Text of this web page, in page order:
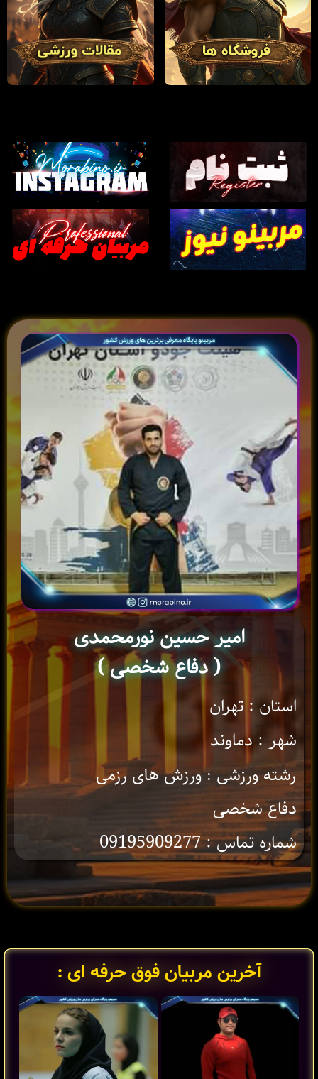
امیر حسین نورمحمدی
( دفاع شخصی )
استان : تهران
شهر : دماوند
رشته ورزشی : ورزش های رزمی
دفاع شخصی
شماره تماس : 09195909277
آخرین مربیان فوق حرفه ای :